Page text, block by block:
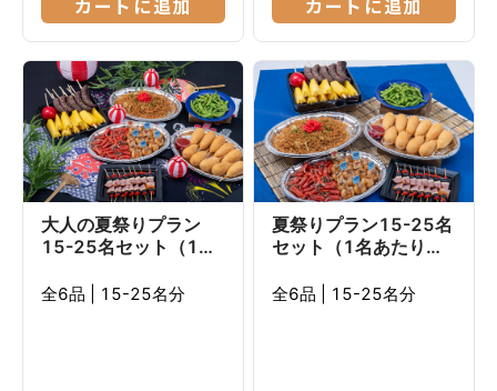
大人の夏祭りプラン
15-25名セット（1名
全6品 15-25名分
夏祭りプラン15-25名
セット（1名あたり
全6品 15-25名分